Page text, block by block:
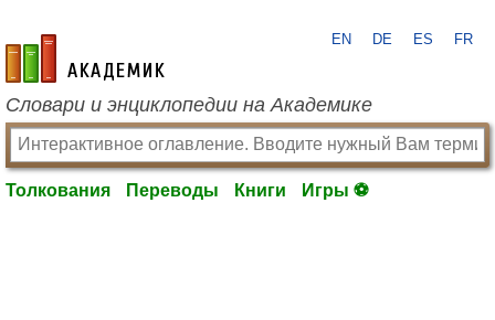
academic.ru
EN DE ES FR
Словари и энциклопедии на Академике
Толкования Переводы Книги Игры ⚽